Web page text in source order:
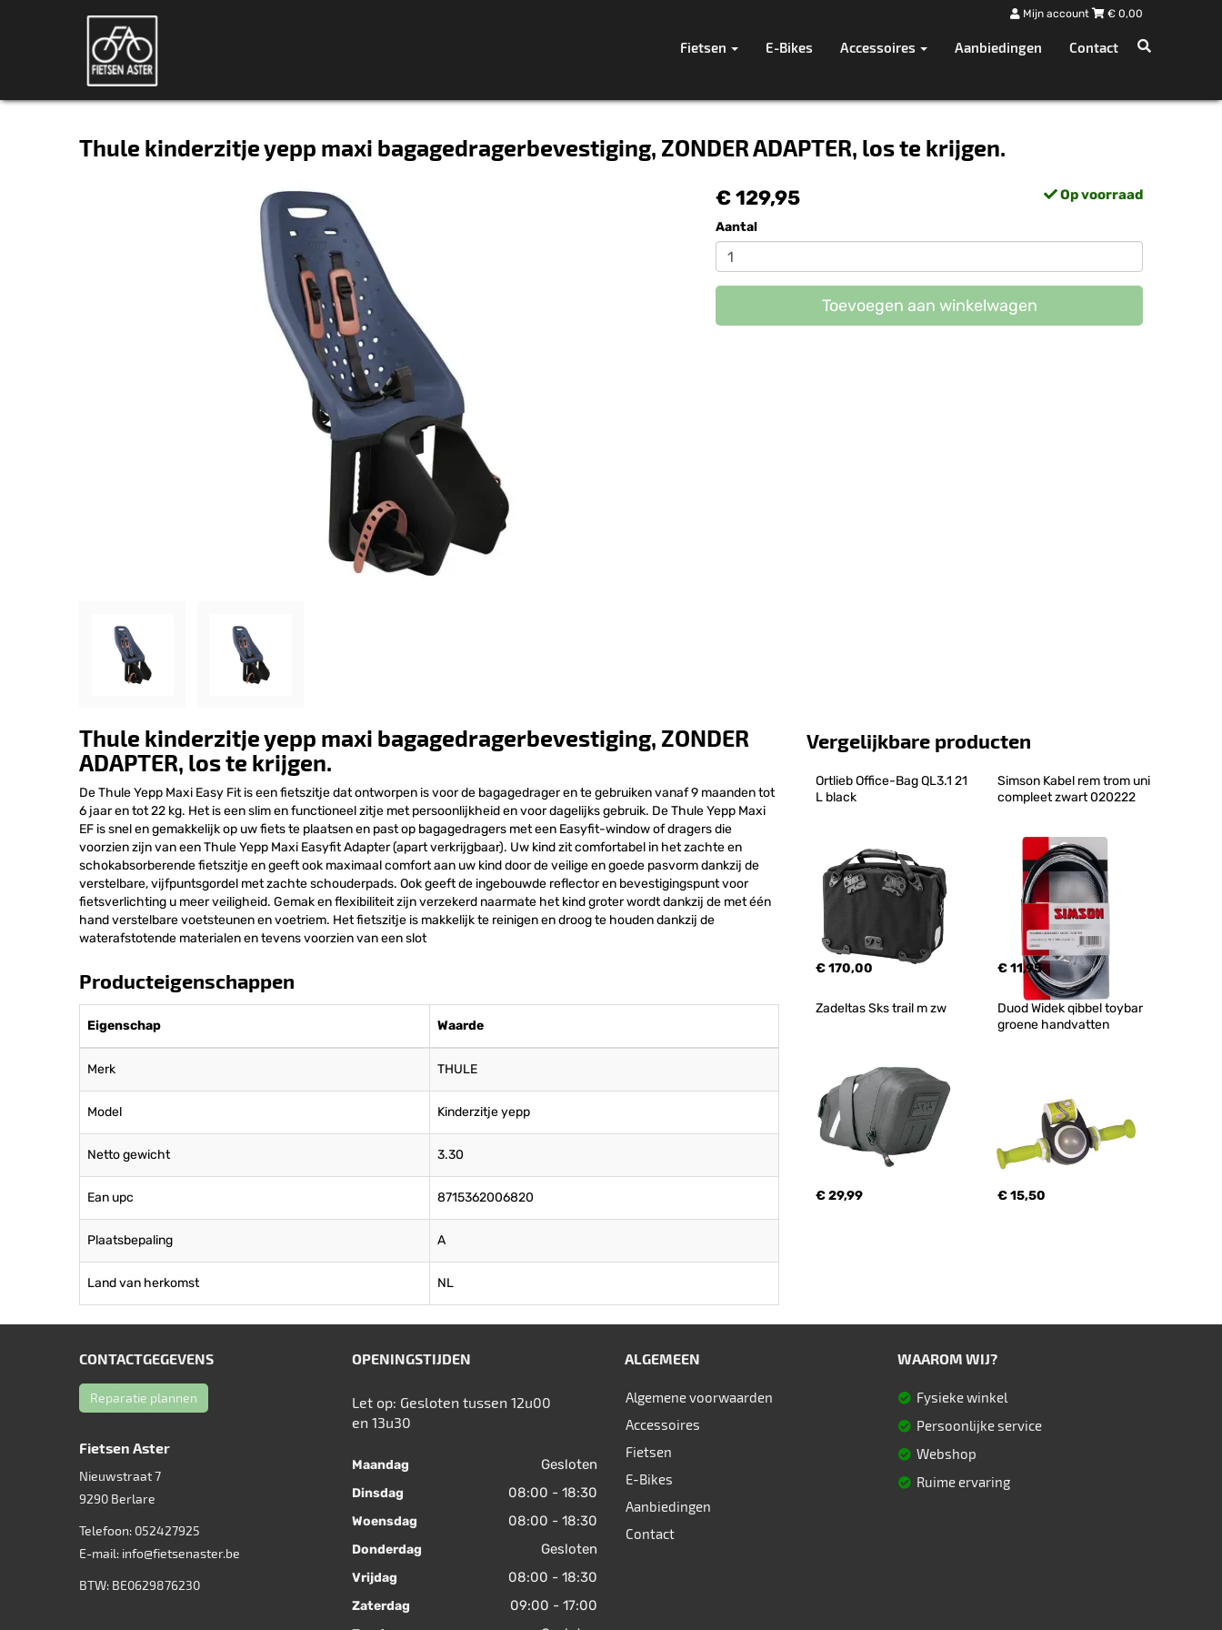
Mijn account € 0,00
Fietsen E-Bikes Accessoires Aanbiedingen Contact
Thule kinderzitje yepp maxi bagagedragerbevestiging, ZONDER ADAPTER, los te krijgen.
€ 129,95 Op voorraad
Aantal
Toevoegen aan winkelwagen
Thule kinderzitje yepp maxi bagagedragerbevestiging, ZONDER
ADAPTER, los te krijgen.
De Thule Yepp Maxi Easy Fit is een fietszitje dat ontworpen is voor de bagagedrager en te gebruiken vanaf 9 maanden tot
6 jaar en tot 22 kg. Het is een slim en functioneel zitje met persoonlijkheid en voor dagelijks gebruik. De Thule Yepp Maxi
EF is snel en gemakkelijk op uw fiets te plaatsen en past op bagagedragers met een Easyfit-window of dragers die
voorzien zijn van een Thule Yepp Maxi Easyfit Adapter (apart verkrijgbaar). Uw kind zit comfortabel in het zachte en
schokabsorberende fietszitje en geeft ook maximaal comfort aan uw kind door de veilige en goede pasvorm dankzij de
verstelbare, vijfpuntsgordel met zachte schouderpads. Ook geeft de ingebouwde reflector en bevestigingspunt voor
fietsverlichting u meer veiligheid. Gemak en flexibiliteit zijn verzekerd naarmate het kind groter wordt dankzij de met één
hand verstelbare voetsteunen en voetriem. Het fietszitje is makkelijk te reinigen en droog te houden dankzij de
waterafstotende materialen en tevens voorzien van een slot
Producteigenschappen
Eigenschap Waarde
Merk THULE
Model Kinderzitje yepp
Netto gewicht 3.30
Ean upc 8715362006820
Plaatsbepaling A
Land van herkomst NL
Vergelijkbare producten
Ortlieb Office-Bag QL3.1 21
L black
€ 170,00
Simson Kabel rem trom uni
compleet zwart 020222
€ 11,95
Zadeltas Sks trail m zw
€ 29,99
Duod Widek qibbel toybar
groene handvatten
€ 15,50
CONTACTGEGEVENS
Reparatie plannen
Fietsen Aster
Nieuwstraat 7
9290 Berlare
Telefoon: 052427925
E-mail: info@fietsenaster.be
BTW: BE0629876230
OPENINGSTIJDEN
Let op: Gesloten tussen 12u00
en 13u30
Maandag Gesloten
Dinsdag 08:00 - 18:30
Woensdag 08:00 - 18:30
Donderdag Gesloten
Vrijdag 08:00 - 18:30
Zaterdag 09:00 - 17:00
ALGEMEEN
Algemene voorwaarden
Accessoires
Fietsen
E-Bikes
Aanbiedingen
Contact
WAAROM WIJ?
Fysieke winkel
Persoonlijke service
Webshop
Ruime ervaring